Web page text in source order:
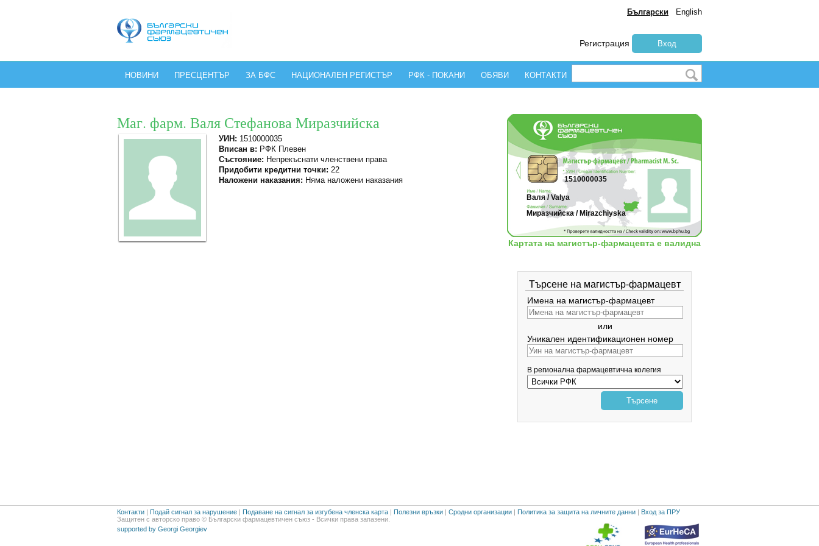
Български English
Регистрация Вход
НОВИНИ ПРЕСЦЕНТЪР ЗА БФС НАЦИОНАЛЕН РЕГИСТЪР РФК - ПОКАНИ ОБЯВИ КОНТАКТИ
Маг. фарм. Валя Стефанова Миразчийска
УИН: 1510000035
Вписан в: РФК Плевен
Състояние: Непрекъснати членствени права
Придобити кредитни точки: 22
Наложени наказания: Няма наложени наказания 1510000035
Валя / Valya
Миразчийска / Mirazchiyska
Картата на магистър-фармацевта е валидна
Търсене на магистър-фармацевт
Имена на магистър-фармацевт
или
Уникален идентификационен номер
В регионална фармацевтична колегия
Търсене
Контакти | Подай сигнал за нарушение | Подаване на сигнал за изгубена членска карта | Полезни връзки | Сродни организации | Политика за защита на личните данни | Вход за ПРУ
Защитен с авторско право © Български фармацевтичен съюз - Всички права запазени.
supported by Georgi Georgiev